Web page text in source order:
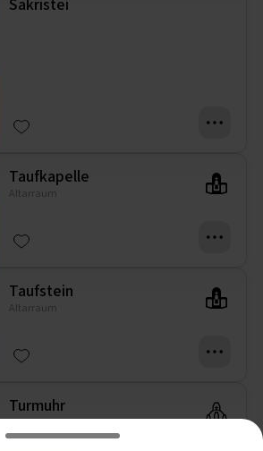
Sakristei
Taufkapelle
Altarraum
Taufstein
Altarraum
Turmuhr
Bauwerk